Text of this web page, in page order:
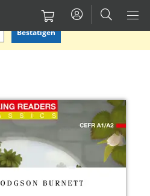
anderen auswählen.
Bestätigen